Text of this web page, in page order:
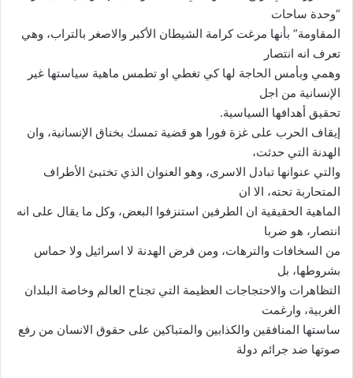
“وحدة ساحات
المقاومة” بأنها مرغت كرامة الشيطان الأكبر والاصغر بالتراب، وهي
تعرف انه انتصار
وهمي وبأمس الحاجة لها كي تغطي او تطمس ماهية سياستها غير
الإنسانية من اجل
تحقيق أهدافها السياسية.
إيقاف الحرب على غزة فورا هو قضية تمسك بخناق الإنسانية، وان
الهدنة التي حدثت،
والتي عنوانها تبادل الاسرى، وهو العنوان الذي تختبئ الأطراف
المتحاربة تحته، الا ان
الماهية الحقيقية ان الطرفين استنزفوا البعض، وكل ما يقال على انه
انتصار، هو ضربا
من السخافات والترهات، ومن فرض الهدنة لا اسرائيل ولا حماس
بشروطها، بل
التظاهرات والاحتجاجات العظيمة التي تجتاح العالم وخاصة البلدان
الغربية، وارغمت
ساستها المنافقين والكذابين والمتباكين على حقوق الانسان من رفع
صوتها ضد جرائم دولة